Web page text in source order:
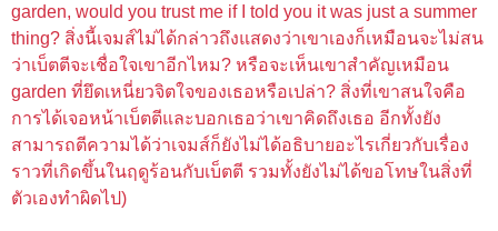
garden, would you trust me if I told you it was just a summer
thing? สิ่งนี้เจมส์ไม่ได้กล่าวถึงแสดงว่าเขาเองก็เหมือนจะไม่สน
ว่าเบ็ตตีจะเชื่อใจเขาอีกไหม? หรือจะเห็นเขาสำคัญเหมือน
garden ที่ยึดเหนี่ยวจิตใจของเธอหรือเปล่า? สิ่งที่เขาสนใจคือ
การได้เจอหน้าเบ็ตตีและบอกเธอว่าเขาคิดถึงเธอ อีกทั้งยัง
สามารถตีความได้ว่าเจมส์ก็ยังไม่ได้อธิบายอะไรเกี่ยวกับเรื่อง
ราวที่เกิดขึ้นในฤดูร้อนกับเบ็ตตี รวมทั้งยังไม่ได้ขอโทษในสิ่งที่
ตัวเองทำผิดไป)